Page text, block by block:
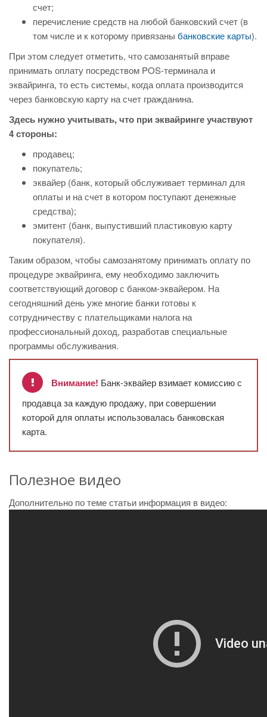
счет;
перечисление средств на любой банковский счет (в
том числе и к которому привязаны банковские карты).
При этом следует отметить, что самозанятый вправе
принимать оплату посредством POS-терминала и
эквайринга, то есть системы, когда оплата производится
через банковскую карту на счет гражданина.
Здесь нужно учитывать, что при эквайринге участвуют
4 стороны:
продавец;
покупатель;
эквайер (банк, который обслуживает терминал для
оплаты и на счет в котором поступают денежные
средства);
эмитент (банк, выпустивший пластиковую карту
покупателя).
Таким образом, чтобы самозанятому принимать оплату по
процедуре эквайринга, ему необходимо заключить
соответствующий договор с банком-эквайером. На
сегодняшний день уже многие банки готовы к
сотрудничеству с плательщиками налога на
профессиональный доход, разработав специальные
программы обслуживания.
Внимание! Банк-эквайер взимает комиссию с
продавца за каждую продажу, при совершении
которой для оплаты использовалась банковская
карта.
Полезное видео
Дополнительно по теме статьи информация в видео: